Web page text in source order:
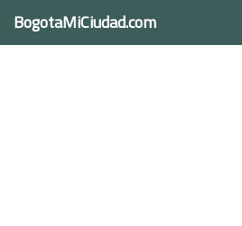
BogotaMiCiudad.com